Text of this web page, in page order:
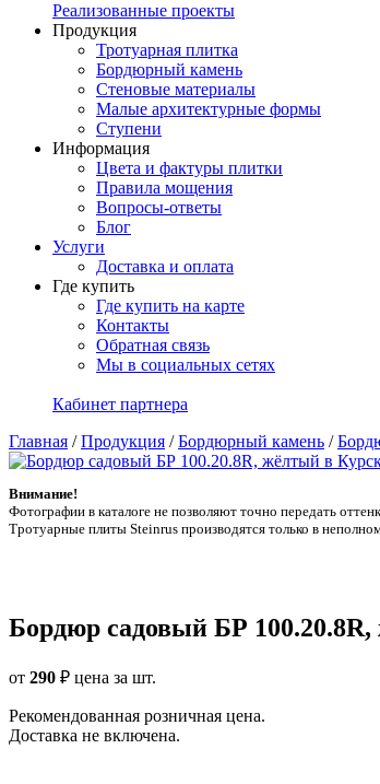
Реализованные проекты
Продукция
Тротуарная плитка
Бордюрный камень
Стеновые материалы
Малые архитектурные формы
Ступени
Информация
Цвета и фактуры плитки
Правила мощения
Вопросы-ответы
Блог
Услуги
Доставка и оплата
Где купить
Где купить на карте
Контакты
Обратная связь
Мы в социальных сетях
Кабинет партнера
Главная /Продукция /Бордюрный камень /
Внимание!
Фотографии в каталоге не позволяют точно передать
Тротуарные плиты Steinrus производятся только в
Бордюр садовый БР
от 290 ₽ цена за шт.
Рекомендованная розничная цена.
Доставка не включена.